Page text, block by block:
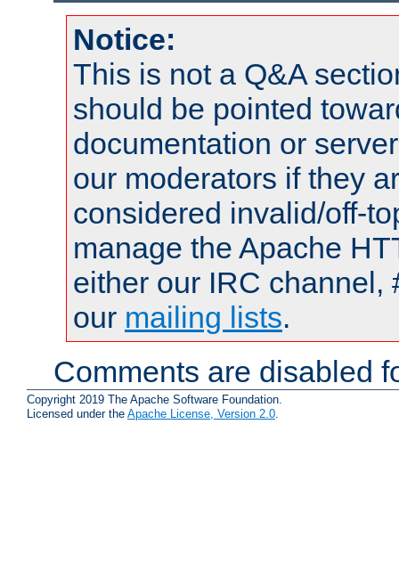
Notice:
This is not a Q&A
should be pointed
documentation or
our moderators if they
considered invalid/off-
manage the Apache
either our IRC channel,
our mailing lists.
Comments are disabled
Copyright 2019 The Apache Software Foundation.
Licensed under the Apache License, Version 2.0